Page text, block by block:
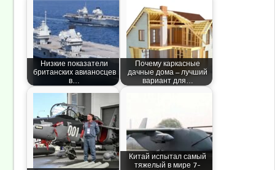
Низкие показатели
британских авианосцев
в…
Почему каркасные
дачные дома — лучший
вариант для…
Китай испытал самый
тяжелый в мире 7-